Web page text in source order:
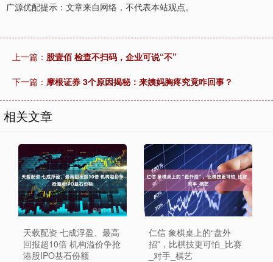
广源优配提示：文章来自网络，不代表本站观点。
上一篇： 股壹佰 检查不扫码，企业可说“不”
下一篇： 摩根证券 3个原因揭秘：来姨妈胸疼究竟咋回事？
相关文章
天载配资 七成浮盈、最高
回报超10倍 机构溢价争抢
港股IPO基石份额
仁信 象棋桌上的“盘外
招”，比棋技更可怕_比赛
_对手_棋艺